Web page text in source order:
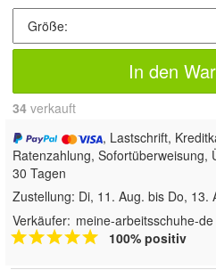
In den
34 verkauft
, Lastschrift,
Ratenzahlung, Sofortüberweisung,
30 Tagen
Zustellung: Di, 11. Aug. bis Do, 13.
Verkäufer: meine-arbeitsschuhe-de
100% positiv